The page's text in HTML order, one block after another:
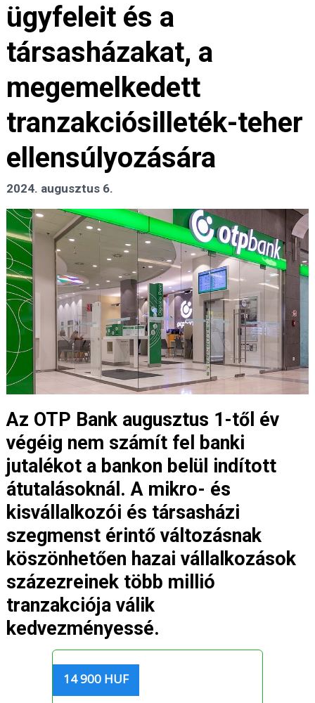
ügyfeleit és a
társasházakat, a
megemelkedett
tranzakciósilleték-teher
ellensúlyozására
2024. augusztus 6.
Az OTP Bank augusztus 1-től év
végéig nem számít fel banki
jutalékot a bankon belül indított
átutalásoknál. A mikro- és
kisvállalkozói és társasházi
szegmenst érintő változásnak
köszönhetően hazai vállalkozások
százezreinek több millió
tranzakciója válik
kedvezményessé.
14 900 HUF